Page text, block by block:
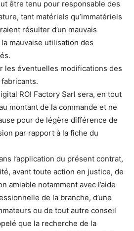
être tenu pour responsable des
tant matériels qu’immatériels
résulter d’un mauvais
mauvaise utilisation des
les éventuelles modifications des
ROI Factory Sarl sera, en tout
montant de la commande et ne
pour de légère différence de
par rapport à la fiche du
l’application du présent contrat,
avant toute action en justice, de
amiable notamment avec l’aide
de la branche, d’une
ou de tout autre conseil
que la recherche de la